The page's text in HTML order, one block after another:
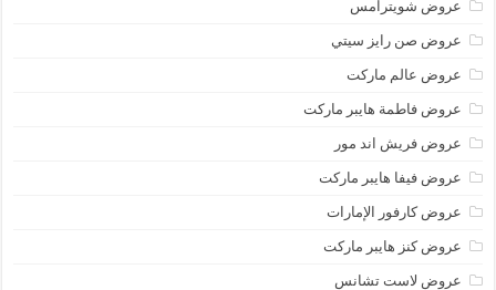
عروض شويترامس
عروض صن رايز سيتي
عروض عالم ماركت
عروض فاطمة هايبر ماركت
عروض فريش اند مور
عروض فيفا هايبر ماركت
عروض كارفور الإمارات
عروض كنز هايبر ماركت
عروض لاست تشانس